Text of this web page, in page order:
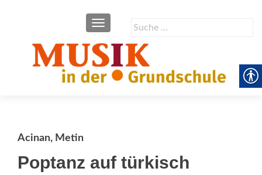
Suche
SCHALTE NAVIGATION
Acinan, Metin
Poptanz auf türkisch